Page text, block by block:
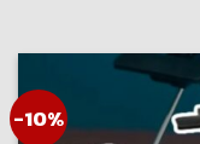
-10%